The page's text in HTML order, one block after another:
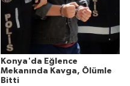
Konya'da Eğlence
Mekanında Kavga, Ölümle
Bitti